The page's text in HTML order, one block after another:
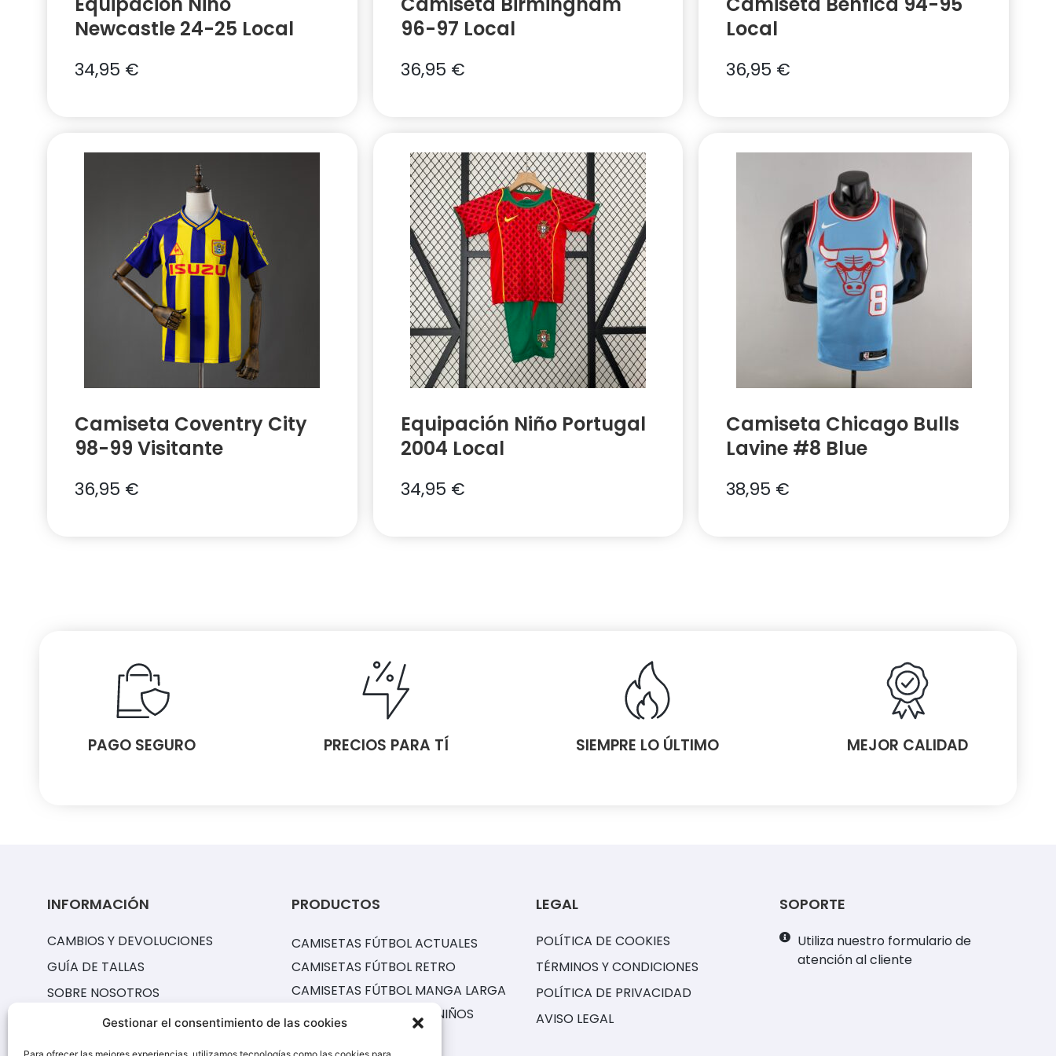
Gestionar el consentimiento de las cookies
Newcastle 24-25 Local
34,95 €
96-97 Local
36,95 €
Local
36,95 €
Camiseta Coventry City
98-99 Visitante
36,95 €
Equipación Niño Portugal
2004 Local
34,95 €
Camiseta Chicago Bulls
Lavine #8 Blue
38,95 €
PAGO SEGURO PRECIOS PARA TÍ SIEMPRE LO ÚLTIMO MEJOR CALIDAD
INFORMACIÓN
CAMBIOS Y DEVOLUCIONES
GUÍA DE TALLAS
SOBRE NOSOTROS
PREGUNTAS FRECUENTES
PRODUCTOS
CAMISETAS FÚTBOL ACTUALES
CAMISETAS FÚTBOL RETRO
CAMISETAS FÚTBOL MANGA LARGA
EQUIPACIONES FÚTBOL NIÑOS
LEGAL
POLÍTICA DE COOKIES
TÉRMINOS Y CONDICIONES
POLÍTICA DE PRIVACIDAD
AVISO LEGAL
SOPORTE
Utiliza nuestro formulario de
atención al cliente